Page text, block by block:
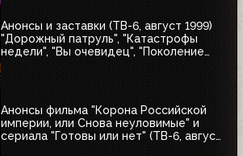
Анонсы и заставки (ТВ-6, август 1999)
"Дорожный патруль", "Катастрофы
недели", "Вы очевидец", "Поколение
Анонсы фильма "Корона Российской
империи, или Снова неуловимые" и
сериала "Готовы или нет" (ТВ-6, август